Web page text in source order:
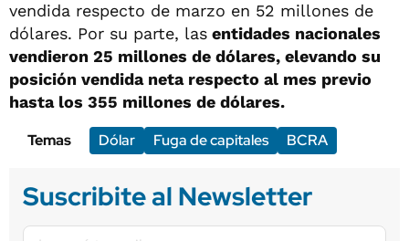
vendida respecto de marzo en 52 millones de
dólares. Por su parte, las entidades nacionales
vendieron 25 millones de dólares, elevando su
posición vendida neta respecto al mes previo
hasta los 355 millones de dólares.
Temas
Dólar Fuga de capitales BCRA
Suscribite al Newsletter